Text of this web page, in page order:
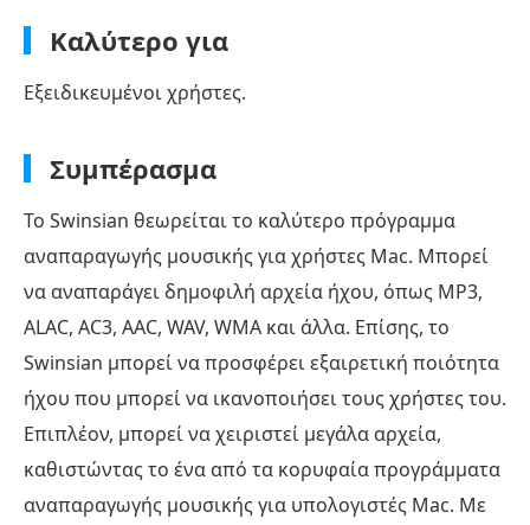
Καλύτερο για
Εξειδικευμένοι χρήστες.
Συμπέρασμα
Το Swinsian θεωρείται το καλύτερο πρόγραμμα
αναπαραγωγής μουσικής για χρήστες Mac. Μπορεί
να αναπαράγει δημοφιλή αρχεία ήχου, όπως MP3,
ALAC, AC3, AAC, WAV, WMA και άλλα. Επίσης, το
Swinsian μπορεί να προσφέρει εξαιρετική ποιότητα
ήχου που μπορεί να ικανοποιήσει τους χρήστες του.
Επιπλέον, μπορεί να χειριστεί μεγάλα αρχεία,
καθιστώντας το ένα από τα κορυφαία προγράμματα
αναπαραγωγής μουσικής για υπολογιστές Mac. Με